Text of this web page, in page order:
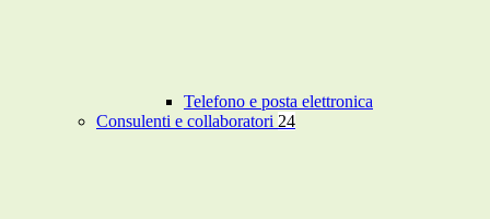
Telefono e posta elettronica
Consulenti e collaboratori 24